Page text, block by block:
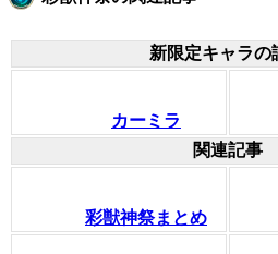
新限定キャラの
カーミラ
関連記事
彩獣神祭まとめ